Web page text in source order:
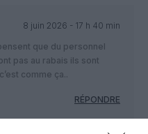
8 juin 2026 - 17 h 40 min
que du personnel
pas au rabais ils sont
comme ça..
RÉPONDRE